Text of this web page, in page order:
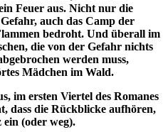
Feuer aus. Nicht nur die
auch das Camp der
bedroht. Und überall im
die von der Gefahr nichts
werden muss,
Mädchen im Wald.
im ersten Viertel des Romanes
dass die Rückblicke aufhören,
ein (oder weg).